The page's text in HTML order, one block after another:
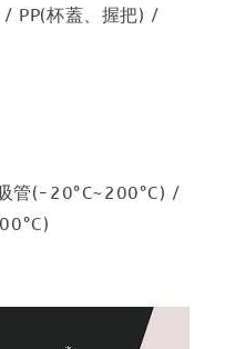
/ PP(杯蓋、握把) /
管(-20°C~200°C) /